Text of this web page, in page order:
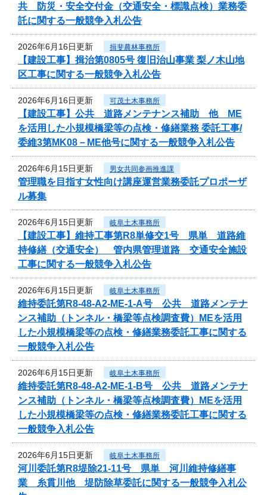
共 防災・安全交付金（交通安全・標識点検）業務委
託に関する一般競争入札公告
2026年6月16日更新 揖斐農林事務所
【建設工事】揖治第0805号 復旧治山事業 梨ノ木山地
区工事に関する一般競争入札公告
2026年6月16日更新 可茂土木事務所
【建設工事】公共 道路メンテナンス補助 他 ME
を活用した小規模橋梁等の点検・修繕業務 委託工事/
委維3第MK08－ME他号に関する一般競争入札公告
2026年6月15日更新 男女共同参画推進課
管理職を目指す女性向け講座運営業務委託プロポーザ
ル募集
2026年6月15日更新 岐阜土木事務所
【建設工事】維持工事第R8単修交1号 県単 道路維
持修繕（交通安全） 管内県管理道路 交通安全施設
工事に関する一般競争入札公告
2026年6月15日更新 岐阜土木事務所
維持委託第R8-48-A2-ME-1-A号 公共 道路メンテナ
ンス補助（トンネル・橋梁等点検調査費）MEを活用
した小規模橋梁等の点検・修繕業務委託工事に関する
一般競争入札公告
2026年6月15日更新 岐阜土木事務所
維持委託第R8-48-A2-ME-1-B号 公共 道路メンテナ
ンス補助（トンネル・橋梁等点検調査費）MEを活用
した小規模橋梁等の点検・修繕業務委託工事に関する
一般競争入札公告
2026年6月15日更新 岐阜土木事務所
河川委託第R8堤除21-11号 県単 河川維持修繕事
業 糸貫川他 堤防除草委託に関する一般競争入札公